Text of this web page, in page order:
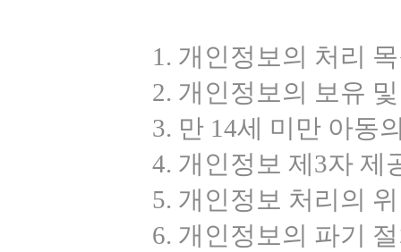
1. 개인정보의 처리
2. 개인정보의 보유
3. 만 14세 미만 아동
4. 개인정보 제3자 제
5. 개인정보 처리의
6. 개인정보의 파기